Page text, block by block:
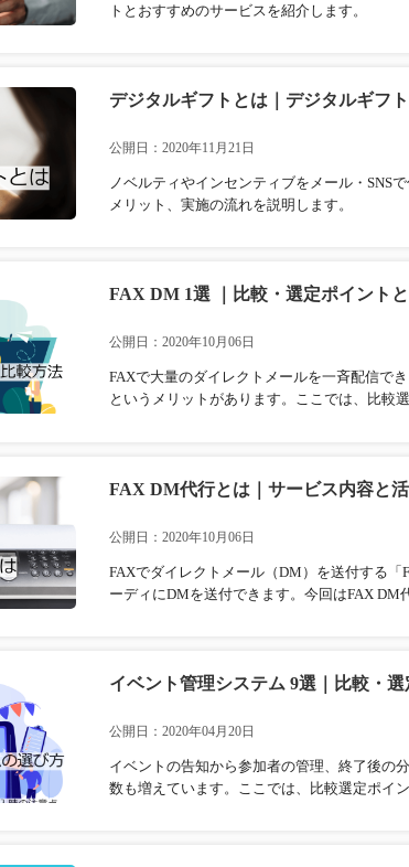
トとおすすめのサービスを紹介します。
デジタルギフトとは｜デジタルギフ
公開日：2020年11月21日
ノベルティやインセンティブをメール・SNS
メリット、実施の流れを説明します。
FAX DM 1選 ｜比較・選定ポイント
公開日：2020年10月06日
FAXで大量のダイレクトメールを一斉配信で
というメリットがあります。ここでは、比較
FAX DM代行とは｜サービス内容と
公開日：2020年10月06日
FAXでダイレクトメール（DM）を送付する
ーディにDMを送付できます。今回はFAX DM
イベント管理システム 9選｜比較・
公開日：2020年04月20日
イベントの告知から参加者の管理、終了後の
数も増えています。ここでは、比較選定ポイ